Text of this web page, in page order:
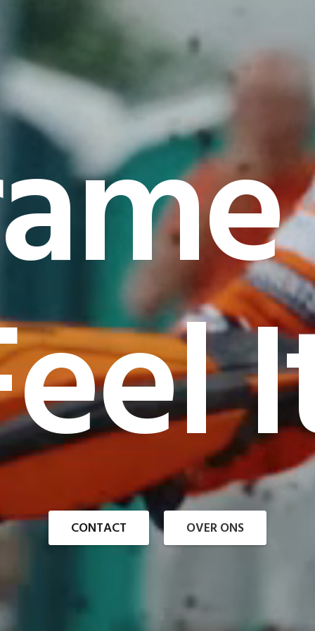
CONTACT OVER ONS